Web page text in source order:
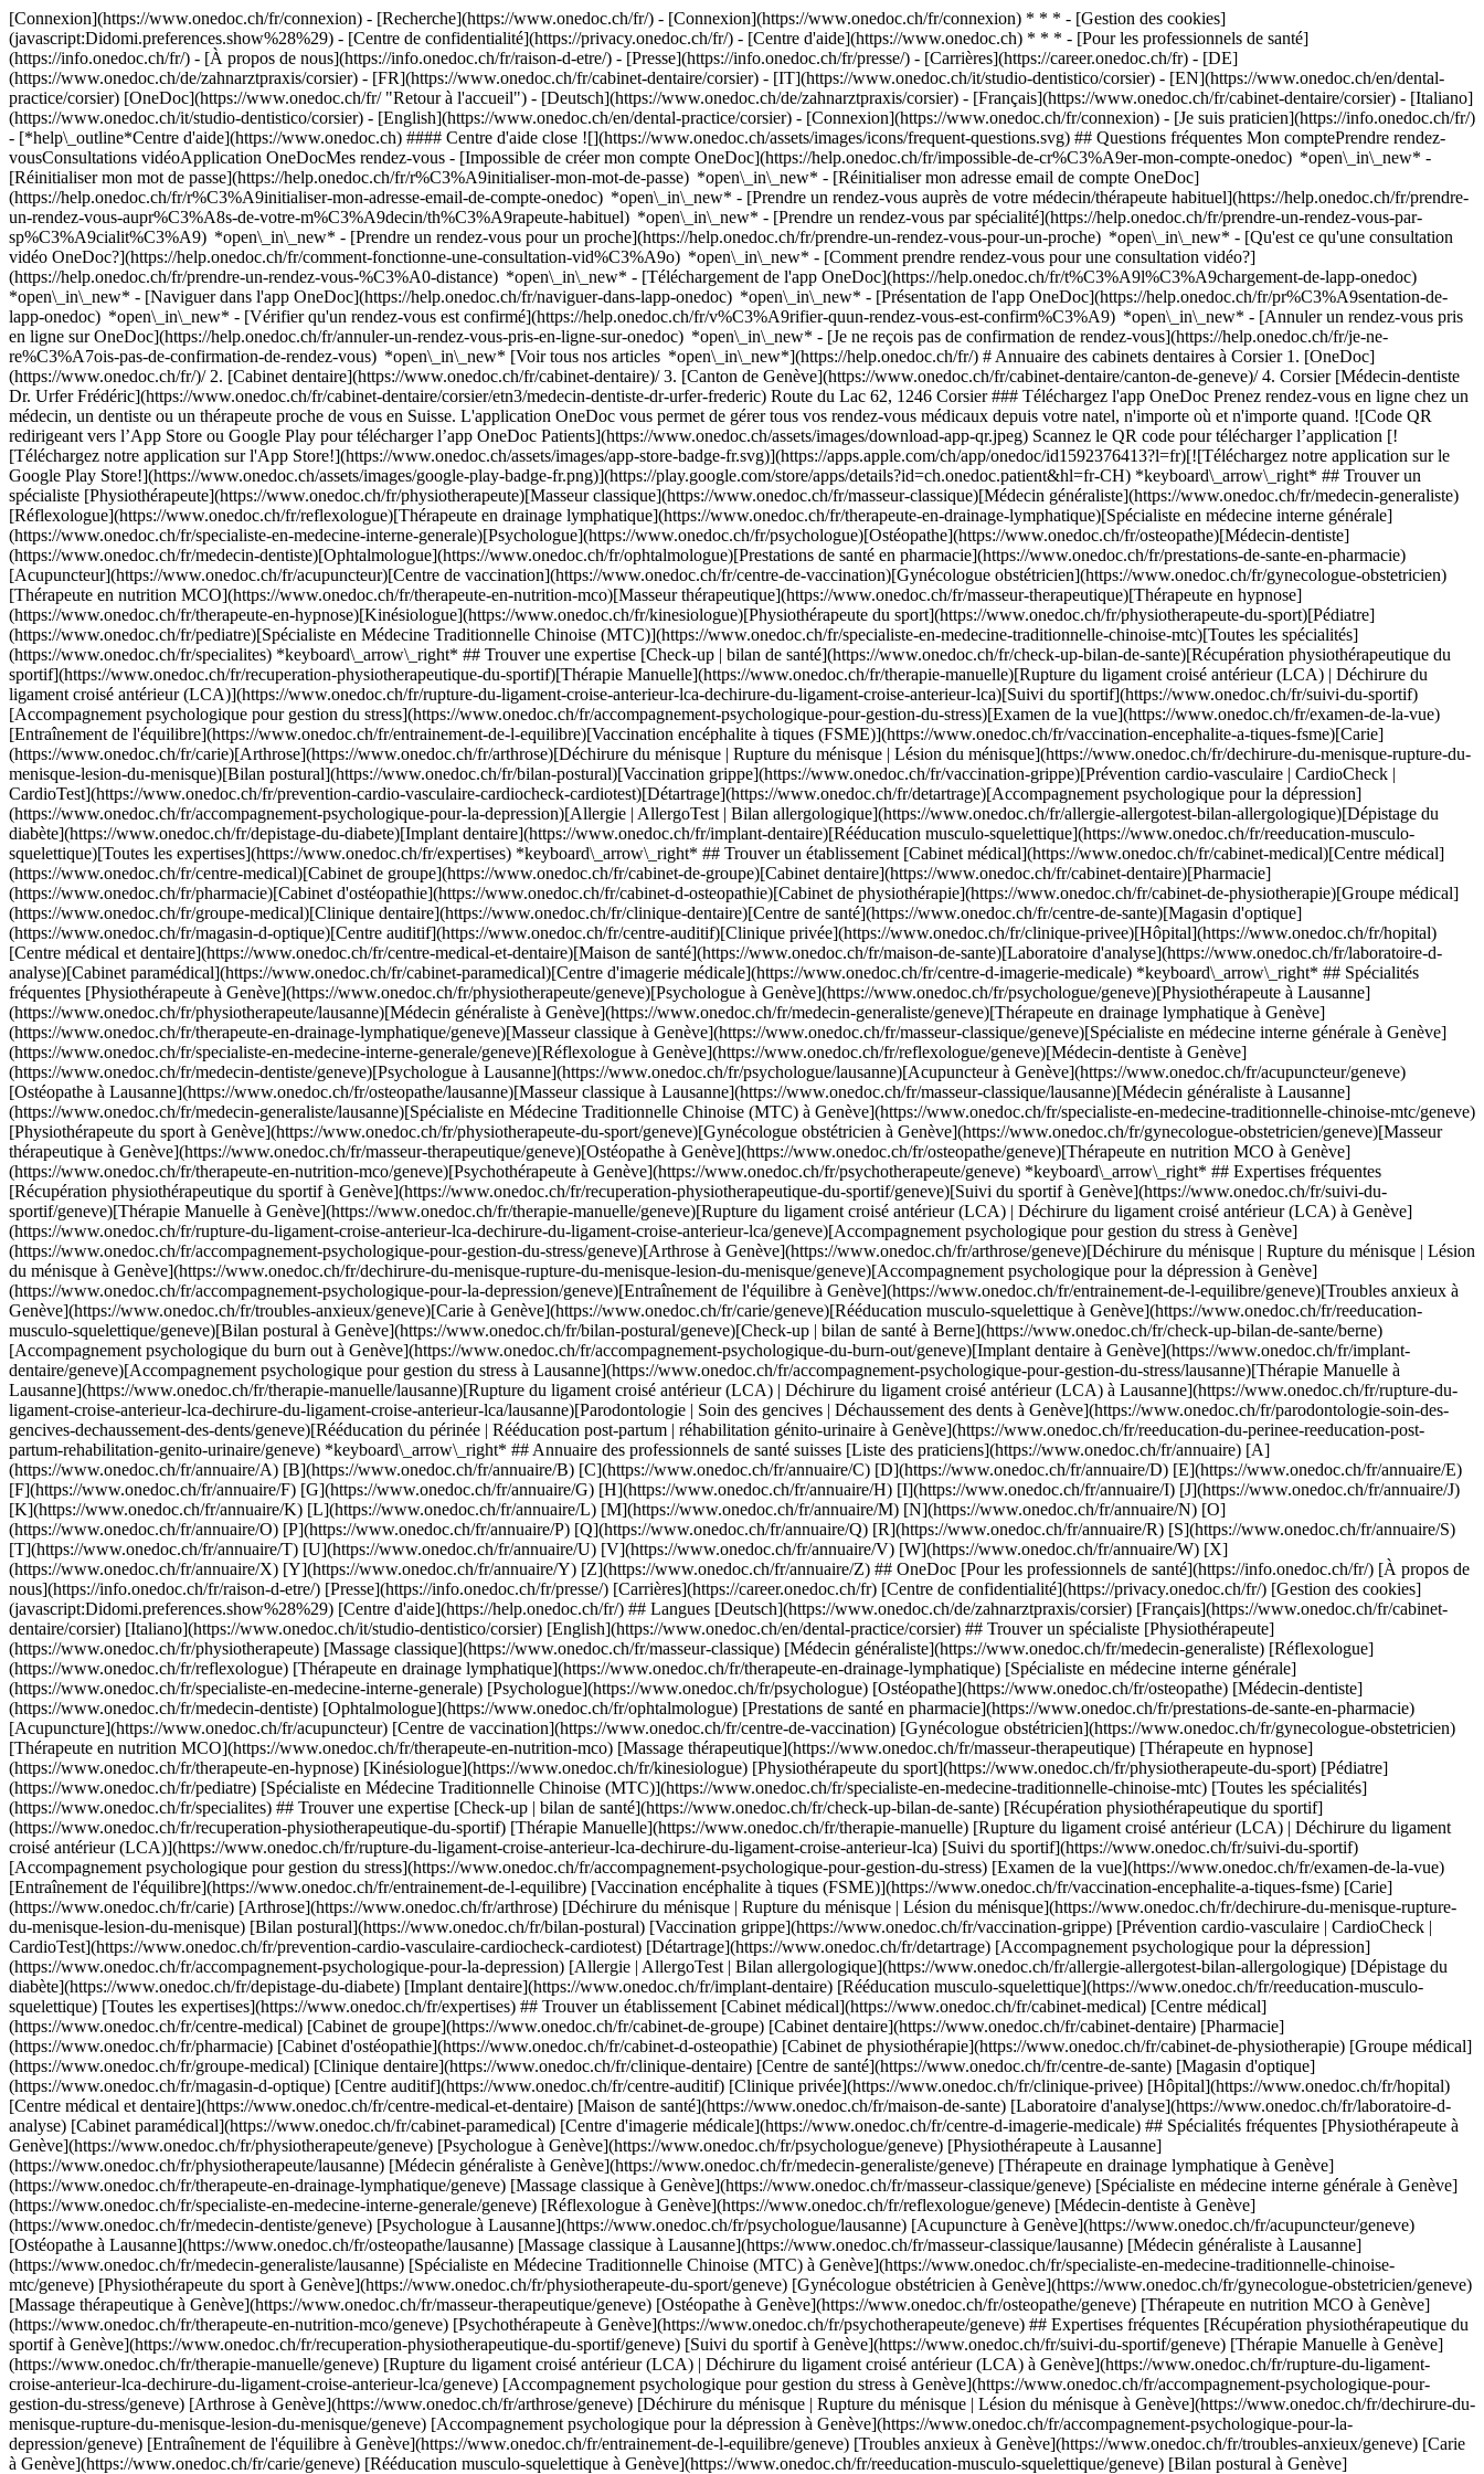
[Connexion](https://www.onedoc.ch/fr/connexion) - [Recherche](https://www.onedoc.ch/fr/) - [Connexion](https://www.onedoc.ch/fr/connexion) * * * - [Gestion des cookies]
(javascript:Didomi.preferences.show%28%29) - [Centre de confidentialité](https://privacy.onedoc.ch/fr/) - [Centre d'aide](https://www.onedoc.ch) * * * - [Pour les professionnels de santé]
(https://info.onedoc.ch/fr/) - [À propos de nous](https://info.onedoc.ch/fr/raison-d-etre/) - [Presse](https://info.onedoc.ch/fr/presse/) - [Carrières](https://career.onedoc.ch/fr) - [DE]
(https://www.onedoc.ch/de/zahnarztpraxis/corsier) - [FR](https://www.onedoc.ch/fr/cabinet-dentaire/corsier) - [IT](https://www.onedoc.ch/it/studio-dentistico/corsier) - [EN](https://www.onedoc.ch/en/dental-
practice/corsier) [OneDoc](https://www.onedoc.ch/fr/ "Retour à l'accueil") - [Deutsch](https://www.onedoc.ch/de/zahnarztpraxis/corsier) - [Français](https://www.onedoc.ch/fr/cabinet-dentaire/corsier) - [Italiano]
(https://www.onedoc.ch/it/studio-dentistico/corsier) - [English](https://www.onedoc.ch/en/dental-practice/corsier) - [Connexion](https://www.onedoc.ch/fr/connexion) - [Je suis praticien](https://info.onedoc.ch/fr/)
- [*help\_outline*Centre d'aide](https://www.onedoc.ch) #### Centre d'aide close ![](https://www.onedoc.ch/assets/images/icons/frequent-questions.svg) ## Questions fréquentes Mon comptePrendre rendez-
vousConsultations vidéoApplication OneDocMes rendez-vous - [Impossible de créer mon compte OneDoc](https://help.onedoc.ch/fr/impossible-de-cr%C3%A9er-mon-compte-onedoc) *open\_in\_new* -
[Réinitialiser mon mot de passe](https://help.onedoc.ch/fr/r%C3%A9initialiser-mon-mot-de-passe) *open\_in\_new* - [Réinitialiser mon adresse email de compte OneDoc]
(https://help.onedoc.ch/fr/r%C3%A9initialiser-mon-adresse-email-de-compte-onedoc) *open\_in\_new* - [Prendre un rendez-vous auprès de votre médecin/thérapeute habituel](https://help.onedoc.ch/fr/prendre-
un-rendez-vous-aupr%C3%A8s-de-votre-m%C3%A9decin/th%C3%A9rapeute-habituel) *open\_in\_new* - [Prendre un rendez-vous par spécialité](https://help.onedoc.ch/fr/prendre-un-rendez-vous-par-
sp%C3%A9cialit%C3%A9) *open\_in\_new* - [Prendre un rendez-vous pour un proche](https://help.onedoc.ch/fr/prendre-un-rendez-vous-pour-un-proche) *open\_in\_new* - [Qu'est ce qu'une consultation
vidéo OneDoc?](https://help.onedoc.ch/fr/comment-fonctionne-une-consultation-vid%C3%A9o) *open\_in\_new* - [Comment prendre rendez-vous pour une consultation vidéo?]
(https://help.onedoc.ch/fr/prendre-un-rendez-vous-%C3%A0-distance) *open\_in\_new* - [Téléchargement de l'app OneDoc](https://help.onedoc.ch/fr/t%C3%A9l%C3%A9chargement-de-lapp-onedoc)
*open\_in\_new* - [Naviguer dans l'app OneDoc](https://help.onedoc.ch/fr/naviguer-dans-lapp-onedoc) *open\_in\_new* - [Présentation de l'app OneDoc](https://help.onedoc.ch/fr/pr%C3%A9sentation-de-
lapp-onedoc) *open\_in\_new* - [Vérifier qu'un rendez-vous est confirmé](https://help.onedoc.ch/fr/v%C3%A9rifier-quun-rendez-vous-est-confirm%C3%A9) *open\_in\_new* - [Annuler un rendez-vous pris en ligne sur OneDoc](https://help.onedoc.ch/fr/annuler-un-rendez-vous-pris-en-ligne-sur-onedoc) *open\_in\_new* - [Je ne reçois pas de confirmation de rendez-vous](https://help.onedoc.ch/fr/je-ne-re%C3%A7ois-pas-de-confirmation-de-rendez-vous) *open\_in\_new* [Voir tous nos articles *open\_in\_new*](https://help.onedoc.ch/fr/) # Annuaire des cabinets dentaires à Corsier 1. [OneDoc](https://www.onedoc.ch/fr/)/ 2. [Cabinet dentaire](https://www.onedoc.ch/fr/cabinet-dentaire)/ 3. [Canton de Genève](https://www.onedoc.ch/fr/cabinet-dentaire/canton-de-geneve)/ 4. Corsier [Médecin-dentiste Dr. Urfer Frédéric](https://www.onedoc.ch/fr/cabinet-dentaire/corsier/etn3/medecin-dentiste-dr-urfer-frederic) Route du Lac 62, 1246 Corsier ### Téléchargez l'app OneDoc Prenez rendez-vous en ligne chez un médecin, un dentiste ou un thérapeute proche de vous en Suisse. L'application OneDoc vous permet de gérer tous vos rendez-vous médicaux depuis votre natel, n'importe où et n'importe quand. ![Code QR redirigeant vers l’App Store ou Google Play pour télécharger l’app OneDoc Patients](https://www.onedoc.ch/assets/images/download-app-qr.jpeg) Scannez le QR code pour télécharger l’application [![Téléchargez notre application sur l'App Store!](https://www.onedoc.ch/assets/images/app-store-badge-fr.svg)](https://apps.apple.com/ch/app/onedoc/id1592376413?l=fr)[![Téléchargez notre application sur le Google Play Store!](https://www.onedoc.ch/assets/images/google-play-badge-fr.png)](https://play.google.com/store/apps/details?id=ch.onedoc.patient&hl=fr-CH) *keyboard\_arrow\_right* ## Trouver un spécialiste [Physiothérapeute](https://www.onedoc.ch/fr/physiotherapeute)[Masseur classique](https://www.onedoc.ch/fr/masseur-classique)[Médecin généraliste](https://www.onedoc.ch/fr/medecin-generaliste)[Réflexologue](https://www.onedoc.ch/fr/reflexologue)[Thérapeute en drainage lymphatique](https://www.onedoc.ch/fr/therapeute-en-drainage-lymphatique)[Spécialiste en médecine interne générale](https://www.onedoc.ch/fr/specialiste-en-medecine-interne-generale)[Psychologue](https://www.onedoc.ch/fr/psychologue)[Ostéopathe](https://www.onedoc.ch/fr/osteopathe)[Médecin-dentiste](https://www.onedoc.ch/fr/medecin-dentiste)[Ophtalmologue](https://www.onedoc.ch/fr/ophtalmologue)[Prestations de santé en pharmacie](https://www.onedoc.ch/fr/prestations-de-sante-en-pharmacie)[Acupuncteur](https://www.onedoc.ch/fr/acupuncteur)[Centre de vaccination](https://www.onedoc.ch/fr/centre-de-vaccination)[Gynécologue obstétricien](https://www.onedoc.ch/fr/gynecologue-obstetricien)[Thérapeute en nutrition MCO](https://www.onedoc.ch/fr/therapeute-en-nutrition-mco)[Masseur thérapeutique](https://www.onedoc.ch/fr/masseur-therapeutique)[Thérapeute en hypnose](https://www.onedoc.ch/fr/therapeute-en-hypnose)[Kinésiologue](https://www.onedoc.ch/fr/kinesiologue)[Physiothérapeute du sport](https://www.onedoc.ch/fr/physiotherapeute-du-sport)[Pédiatre](https://www.onedoc.ch/fr/pediatre)[Spécialiste en Médecine Traditionnelle Chinoise (MTC)](https://www.onedoc.ch/fr/specialiste-en-medecine-traditionnelle-chinoise-mtc)[Toutes les spécialités](https://www.onedoc.ch/fr/specialites) *keyboard\_arrow\_right* ## Trouver une expertise [Check-up | bilan de santé](https://www.onedoc.ch/fr/check-up-bilan-de-sante)[Récupération physiothérapeutique du sportif](https://www.onedoc.ch/fr/recuperation-physiotherapeutique-du-sportif)[Thérapie Manuelle](https://www.onedoc.ch/fr/therapie-manuelle)[Rupture du ligament croisé antérieur (LCA) | Déchirure du ligament croisé antérieur (LCA)](https://www.onedoc.ch/fr/rupture-du-ligament-croise-anterieur-lca-dechirure-du-ligament-croise-anterieur-lca)[Suivi du sportif](https://www.onedoc.ch/fr/suivi-du-sportif)[Accompagnement psychologique pour gestion du stress](https://www.onedoc.ch/fr/accompagnement-psychologique-pour-gestion-du-stress)[Examen de la vue](https://www.onedoc.ch/fr/examen-de-la-vue)[Entraînement de l'équilibre](https://www.onedoc.ch/fr/entrainement-de-l-equilibre)[Vaccination encéphalite à tiques (FSME)](https://www.onedoc.ch/fr/vaccination-encephalite-a-tiques-fsme)[Carie](https://www.onedoc.ch/fr/carie)[Arthrose](https://www.onedoc.ch/fr/arthrose)[Déchirure du ménisque | Rupture du ménisque | Lésion du ménisque](https://www.onedoc.ch/fr/dechirure-du-menisque-rupture-du-menisque-lesion-du-menisque)[Bilan postural](https://www.onedoc.ch/fr/bilan-postural)[Vaccination grippe](https://www.onedoc.ch/fr/vaccination-grippe)[Prévention cardio-vasculaire | CardioCheck | CardioTest](https://www.onedoc.ch/fr/prevention-cardio-vasculaire-cardiocheck-cardiotest)[Détartrage](https://www.onedoc.ch/fr/detartrage)[Accompagnement psychologique pour la dépression](https://www.onedoc.ch/fr/accompagnement-psychologique-pour-la-depression)[Allergie | AllergoTest | Bilan allergologique](https://www.onedoc.ch/fr/allergie-allergotest-bilan-allergologique)[Dépistage du diabète](https://www.onedoc.ch/fr/depistage-du-diabete)[Implant dentaire](https://www.onedoc.ch/fr/implant-dentaire)[Rééducation musculo-squelettique](https://www.onedoc.ch/fr/reeducation-musculo-squelettique)[Toutes les expertises](https://www.onedoc.ch/fr/expertises) *keyboard\_arrow\_right* ## Trouver un établissement [Cabinet médical](https://www.onedoc.ch/fr/cabinet-medical)[Centre médical](https://www.onedoc.ch/fr/centre-medical)[Cabinet de groupe](https://www.onedoc.ch/fr/cabinet-de-groupe)[Cabinet dentaire](https://www.onedoc.ch/fr/cabinet-dentaire)[Pharmacie](https://www.onedoc.ch/fr/pharmacie)[Cabinet d'ostéopathie](https://www.onedoc.ch/fr/cabinet-d-osteopathie)[Cabinet de physiothérapie](https://www.onedoc.ch/fr/cabinet-de-physiotherapie)[Groupe médical](https://www.onedoc.ch/fr/groupe-medical)[Clinique dentaire](https://www.onedoc.ch/fr/clinique-dentaire)[Centre de santé](https://www.onedoc.ch/fr/centre-de-sante)[Magasin d'optique](https://www.onedoc.ch/fr/magasin-d-optique)[Centre auditif](https://www.onedoc.ch/fr/centre-auditif)[Clinique privée](https://www.onedoc.ch/fr/clinique-privee)[Hôpital](https://www.onedoc.ch/fr/hopital)[Centre médical et dentaire](https://www.onedoc.ch/fr/centre-medical-et-dentaire)[Maison de santé](https://www.onedoc.ch/fr/maison-de-sante)[Laboratoire d'analyse](https://www.onedoc.ch/fr/laboratoire-d-analyse)[Cabinet paramédical](https://www.onedoc.ch/fr/cabinet-paramedical)[Centre d'imagerie médicale](https://www.onedoc.ch/fr/centre-d-imagerie-medicale) *keyboard\_arrow\_right* ## Spécialités fréquentes [Physiothérapeute à Genève](https://www.onedoc.ch/fr/physiotherapeute/geneve)[Psychologue à Genève](https://www.onedoc.ch/fr/psychologue/geneve)[Physiothérapeute à Lausanne](https://www.onedoc.ch/fr/physiotherapeute/lausanne)[Médecin généraliste à Genève](https://www.onedoc.ch/fr/medecin-generaliste/geneve)[Thérapeute en drainage lymphatique à Genève](https://www.onedoc.ch/fr/therapeute-en-drainage-lymphatique/geneve)[Masseur classique à Genève](https://www.onedoc.ch/fr/masseur-classique/geneve)[Spécialiste en médecine interne générale à Genève](https://www.onedoc.ch/fr/specialiste-en-medecine-interne-generale/geneve)[Réflexologue à Genève](https://www.onedoc.ch/fr/reflexologue/geneve)[Médecin-dentiste à Genève](https://www.onedoc.ch/fr/medecin-dentiste/geneve)[Psychologue à Lausanne](https://www.onedoc.ch/fr/psychologue/lausanne)[Acupuncteur à Genève](https://www.onedoc.ch/fr/acupuncteur/geneve)[Ostéopathe à Lausanne](https://www.onedoc.ch/fr/osteopathe/lausanne)[Masseur classique à Lausanne](https://www.onedoc.ch/fr/masseur-classique/lausanne)[Médecin généraliste à Lausanne](https://www.onedoc.ch/fr/medecin-generaliste/lausanne)[Spécialiste en Médecine Traditionnelle Chinoise (MTC) à Genève](https://www.onedoc.ch/fr/specialiste-en-medecine-traditionnelle-chinoise-mtc/geneve)[Physiothérapeute du sport à Genève](https://www.onedoc.ch/fr/physiotherapeute-du-sport/geneve)[Gynécologue obstétricien à Genève](https://www.onedoc.ch/fr/gynecologue-obstetricien/geneve)[Masseur thérapeutique à Genève](https://www.onedoc.ch/fr/masseur-therapeutique/geneve)[Ostéopathe à Genève](https://www.onedoc.ch/fr/osteopathe/geneve)[Thérapeute en nutrition MCO à Genève](https://www.onedoc.ch/fr/therapeute-en-nutrition-mco/geneve)[Psychothérapeute à Genève](https://www.onedoc.ch/fr/psychotherapeute/geneve) *keyboard\_arrow\_right* ## Expertises fréquentes [Récupération physiothérapeutique du sportif à Genève](https://www.onedoc.ch/fr/recuperation-physiotherapeutique-du-sportif/geneve)[Suivi du sportif à Genève](https://www.onedoc.ch/fr/suivi-du-sportif/geneve)[Thérapie Manuelle à Genève](https://www.onedoc.ch/fr/therapie-manuelle/geneve)[Rupture du ligament croisé antérieur (LCA) | Déchirure du ligament croisé antérieur (LCA) à Genève](https://www.onedoc.ch/fr/rupture-du-ligament-croise-anterieur-lca-dechirure-du-ligament-croise-anterieur-lca/geneve)[Accompagnement psychologique pour gestion du stress à Genève](https://www.onedoc.ch/fr/accompagnement-psychologique-pour-gestion-du-stress/geneve)[Arthrose à Genève](https://www.onedoc.ch/fr/arthrose/geneve)[Déchirure du ménisque | Rupture du ménisque | Lésion du ménisque à Genève](https://www.onedoc.ch/fr/dechirure-du-menisque-rupture-du-menisque-lesion-du-menisque/geneve)[Accompagnement psychologique pour la dépression à Genève](https://www.onedoc.ch/fr/accompagnement-psychologique-pour-la-depression/geneve)[Entraînement de l'équilibre à Genève](https://www.onedoc.ch/fr/entrainement-de-l-equilibre/geneve)[Troubles anxieux à Genève](https://www.onedoc.ch/fr/troubles-anxieux/geneve)[Carie à Genève](https://www.onedoc.ch/fr/carie/geneve)[Rééducation musculo-squelettique à Genève](https://www.onedoc.ch/fr/reeducation-musculo-squelettique/geneve)[Bilan postural à Genève](https://www.onedoc.ch/fr/bilan-postural/geneve)[Check-up | bilan de santé à B